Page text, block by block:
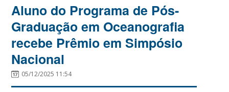
Aluno do Programa de Pós-
Graduação em Oceanografia
recebe Prêmio em Simpósio
Nacional
05/12/2025 11:54